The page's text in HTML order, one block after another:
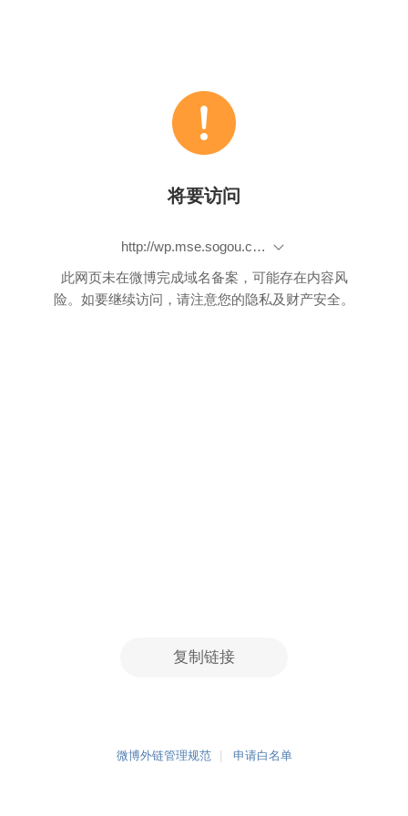
将要访问
http://wp.mse.sogou.com/share.html?type=link&id=http%3A%2F%2Farxiv.org%2Fabs%2F1507.06411&h=1282&title=%5B1507.06411%5D+Arbitrariness+of+peer+review%3A+A+Bayesian+analysis+of+the+NIPS+experiment&ms=false&src=weibo
此网页未在微博完成域名备案，可能存在内容风
险。如要继续访问，请注意您的隐私及财产安全。
复制链接
微博外链管理规范 申请白名单